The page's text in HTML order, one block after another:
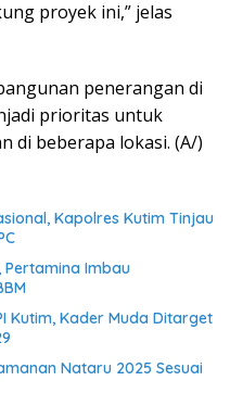
proyek ini,” jelas
penerangan di
prioritas untuk
di beberapa lokasi. (A/)
Kapolres Kutim Tinjau
Pertamina Imbau
Kutim, Kader Muda Ditarget
Nataru 2025 Sesuai